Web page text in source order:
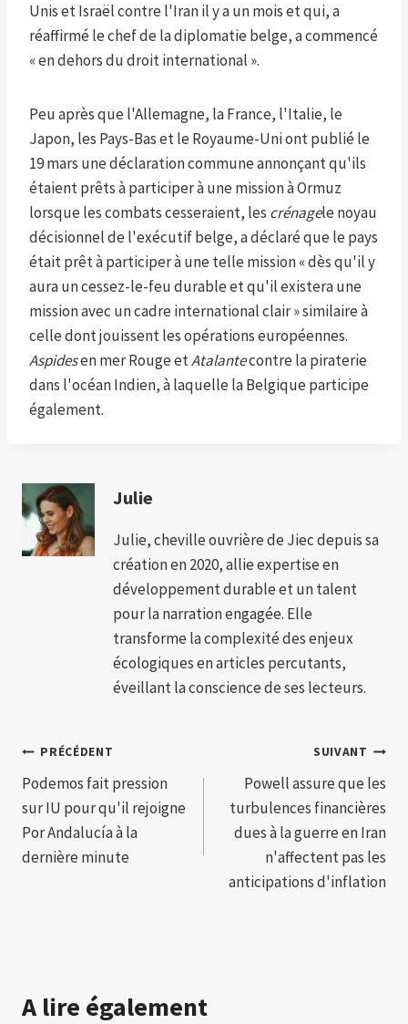
Unis et Israël contre l'Iran il y a un mois et qui, a
réaffirmé le chef de la diplomatie belge, a commencé
« en dehors du droit international ».
Peu après que l'Allemagne, la France, l'Italie, le
Japon, les Pays-Bas et le Royaume-Uni ont publié le
19 mars une déclaration commune annonçant qu'ils
étaient prêts à participer à une mission à Ormuz
lorsque les combats cesseraient, les crénagele noyau
décisionnel de l'exécutif belge, a déclaré que le pays
était prêt à participer à une telle mission « dès qu'il y
aura un cessez-le-feu durable et qu'il existera une
mission avec un cadre international clair » similaire à
celle dont jouissent les opérations européennes.
Aspidesen mer Rouge etAtalantecontre la piraterie
dans l'océan Indien, à laquelle la Belgique participe
également.
Julie
Julie, cheville ouvrière de Jiec depuis sa
création en 2020, allie expertise en
développement durable et un talent
pour la narration engagée. Elle
transforme la complexité des enjeux
écologiques en articles percutants,
éveillant la conscience de ses lecteurs.
Navigation
de
l’article
PRÉCÉDENT
Podemos fait pression
sur IU pour qu'il rejoigne
Por Andalucía à la
dernière minute
SUIVANT
Powell assure que les
turbulences financières
dues à la guerre en Iran
n'affectent pas les
anticipations d'inflation
A lire également